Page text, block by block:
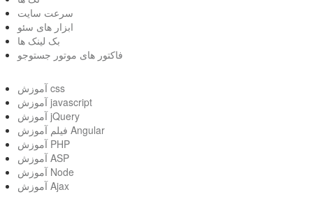
سرعت سایت
ابزار های سئو
بک لینک ها
فاکتور های موتور جستوجو
آموزش css
آموزش javascript
آموزش jQuery
فیلم آموزش Angular
آموزش PHP
آموزش ASP
آموزش Node
آموزش Ajax